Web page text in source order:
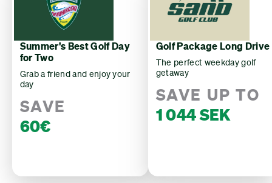
Summer's Best Golf Day
for Two
Grab a friend and enjoy your
day
SAVE
60€
Golf Package Long Drive
The perfect weekday golf
getaway
SAVE UP TO
1 044 SEK